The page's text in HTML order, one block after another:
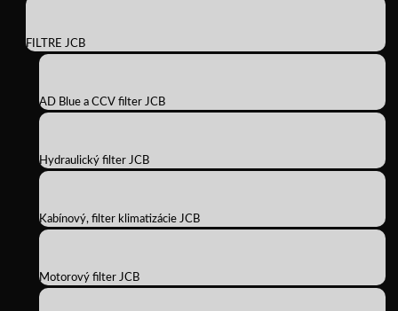
FILTRE JCB
AD Blue a CCV filter JCB
Hydraulický filter JCB
Kabínový, filter klimatizácie JCB
Motorový filter JCB